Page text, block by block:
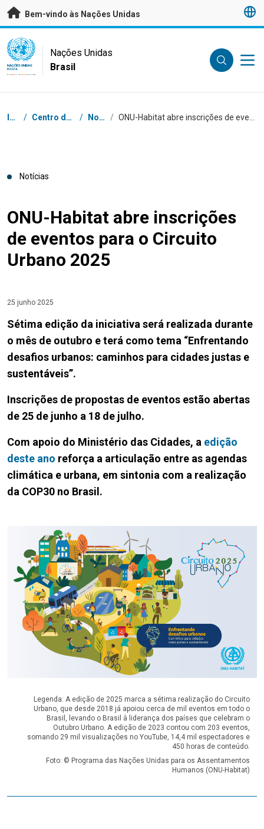
Saltar para conteúdo principal
Bem-vindo às Nações Unidas
UN Logo
NAÇÕES UNIDAS
BRASIL
Nações Unidas
Brasil
Navegação
Início / Centro de Imprensa / Notícias /
Notícias
ONU-Habitat abre inscrições
de eventos para o Circuito
Urbano 2025
25 junho 2025
Sétima edição da iniciativa será realizada durante
o mês de outubro e terá como tema “Enfrentando
desafios urbanos: caminhos para cidades justas e
sustentáveis”.
Inscrições de propostas de eventos estão abertas
de 25 de junho a 18 de julho.
Com apoio do Ministério das Cidades, a edição
deste ano reforça a articulação entre as agendas
climática e urbana, em sintonia com a realização
da COP30 no Brasil.
Legenda: A edição de 2025 marca a sétima realização do Circuito
Urbano, que desde 2018 já apoiou cerca de mil eventos em todo o
Brasil, levando o Brasil à liderança dos países que celebram o
Outubro Urbano. A edição de 2023 contou com 203 eventos,
somando 29 mil visualizações no YouTube, 14,4 mil espectadores e
450 horas de conteúdo.
Foto: © Programa das Nações Unidas para os Assentamentos
Humanos (ONU-Habitat)